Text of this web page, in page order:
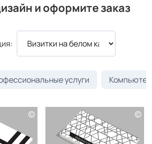
и оформите заказ
услуги
© ©